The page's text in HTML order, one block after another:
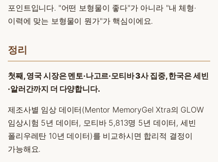
포인트입니다. "어떤 보형물이 좋다"가 아니라 "내 체형·
이력에 맞는 보형물이 뭔가"가 핵심이에요.
정리
첫째, 영국 시장은 멘토·나고르·모티바 3사 집중, 한국은 세빈
·알러간까지 더 다양합니다.
제조사별 임상 데이터(Mentor MemoryGel Xtra의 GLOW
임상시험 5년 데이터, 모티바 5,813명 5년 데이터, 세빈
폴리우레탄 10년 데이터)를 비교하시면 합리적 결정이
가능해요.